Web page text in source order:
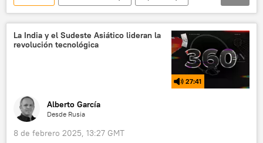
la India
Irán
La India y el Sudeste Asiático lideran la
revolución tecnológica
27:41
Alberto García
Desde Rusia
8 de febrero 2025, 13:27 GMT